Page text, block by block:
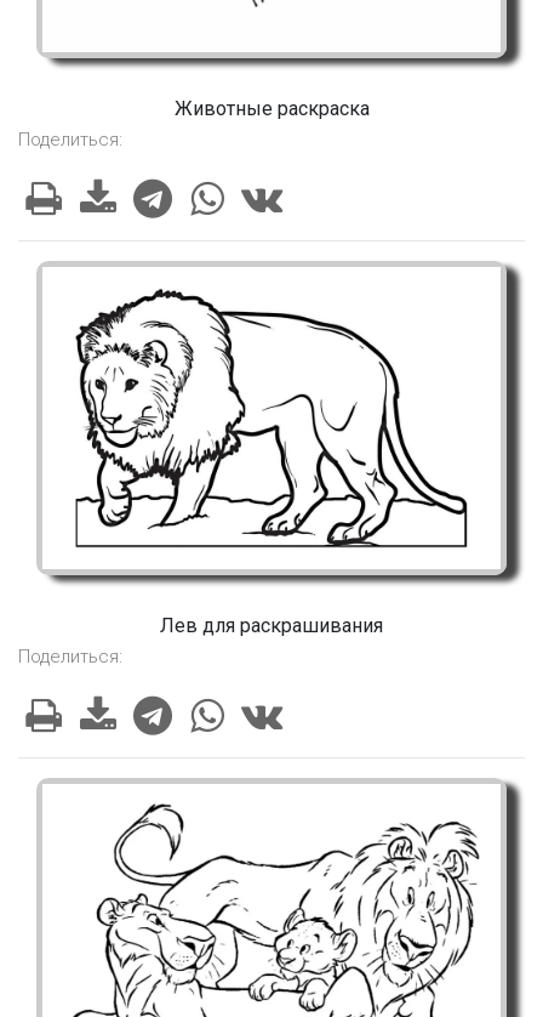
Животные раскраска
Поделиться:
Лев для раскрашивания
Поделиться: